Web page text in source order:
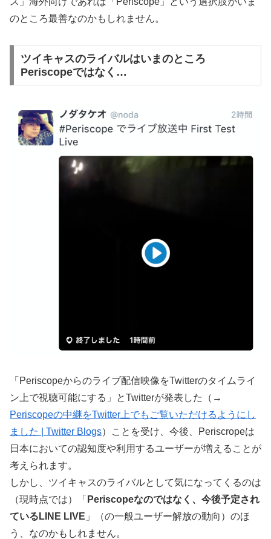
のところ最善なのかもしれません。
ツイキャスのライバルはいまのところ
Periscopeではなく…
「Periscopeからのライブ配信映像をTwitterのタイムライ
ン上で視聴可能にする」とTwitterが発表した（→
Periscopeの中継をTwitter上でもご覧いただけるようにし
ました | Twitter Blogs）ことを受け、今後、Periscropeは
日本においての認知度や利用するユーザーが増えることが
考えられます。
しかし、ツイキャスのライバルとして気になってくるのは
（現時点では）「 Periscopeなのではなく、今後予定され
ているLINE LIVE 」（の一般ユーザー解放の動向）のほ
う、なのかもしれません。